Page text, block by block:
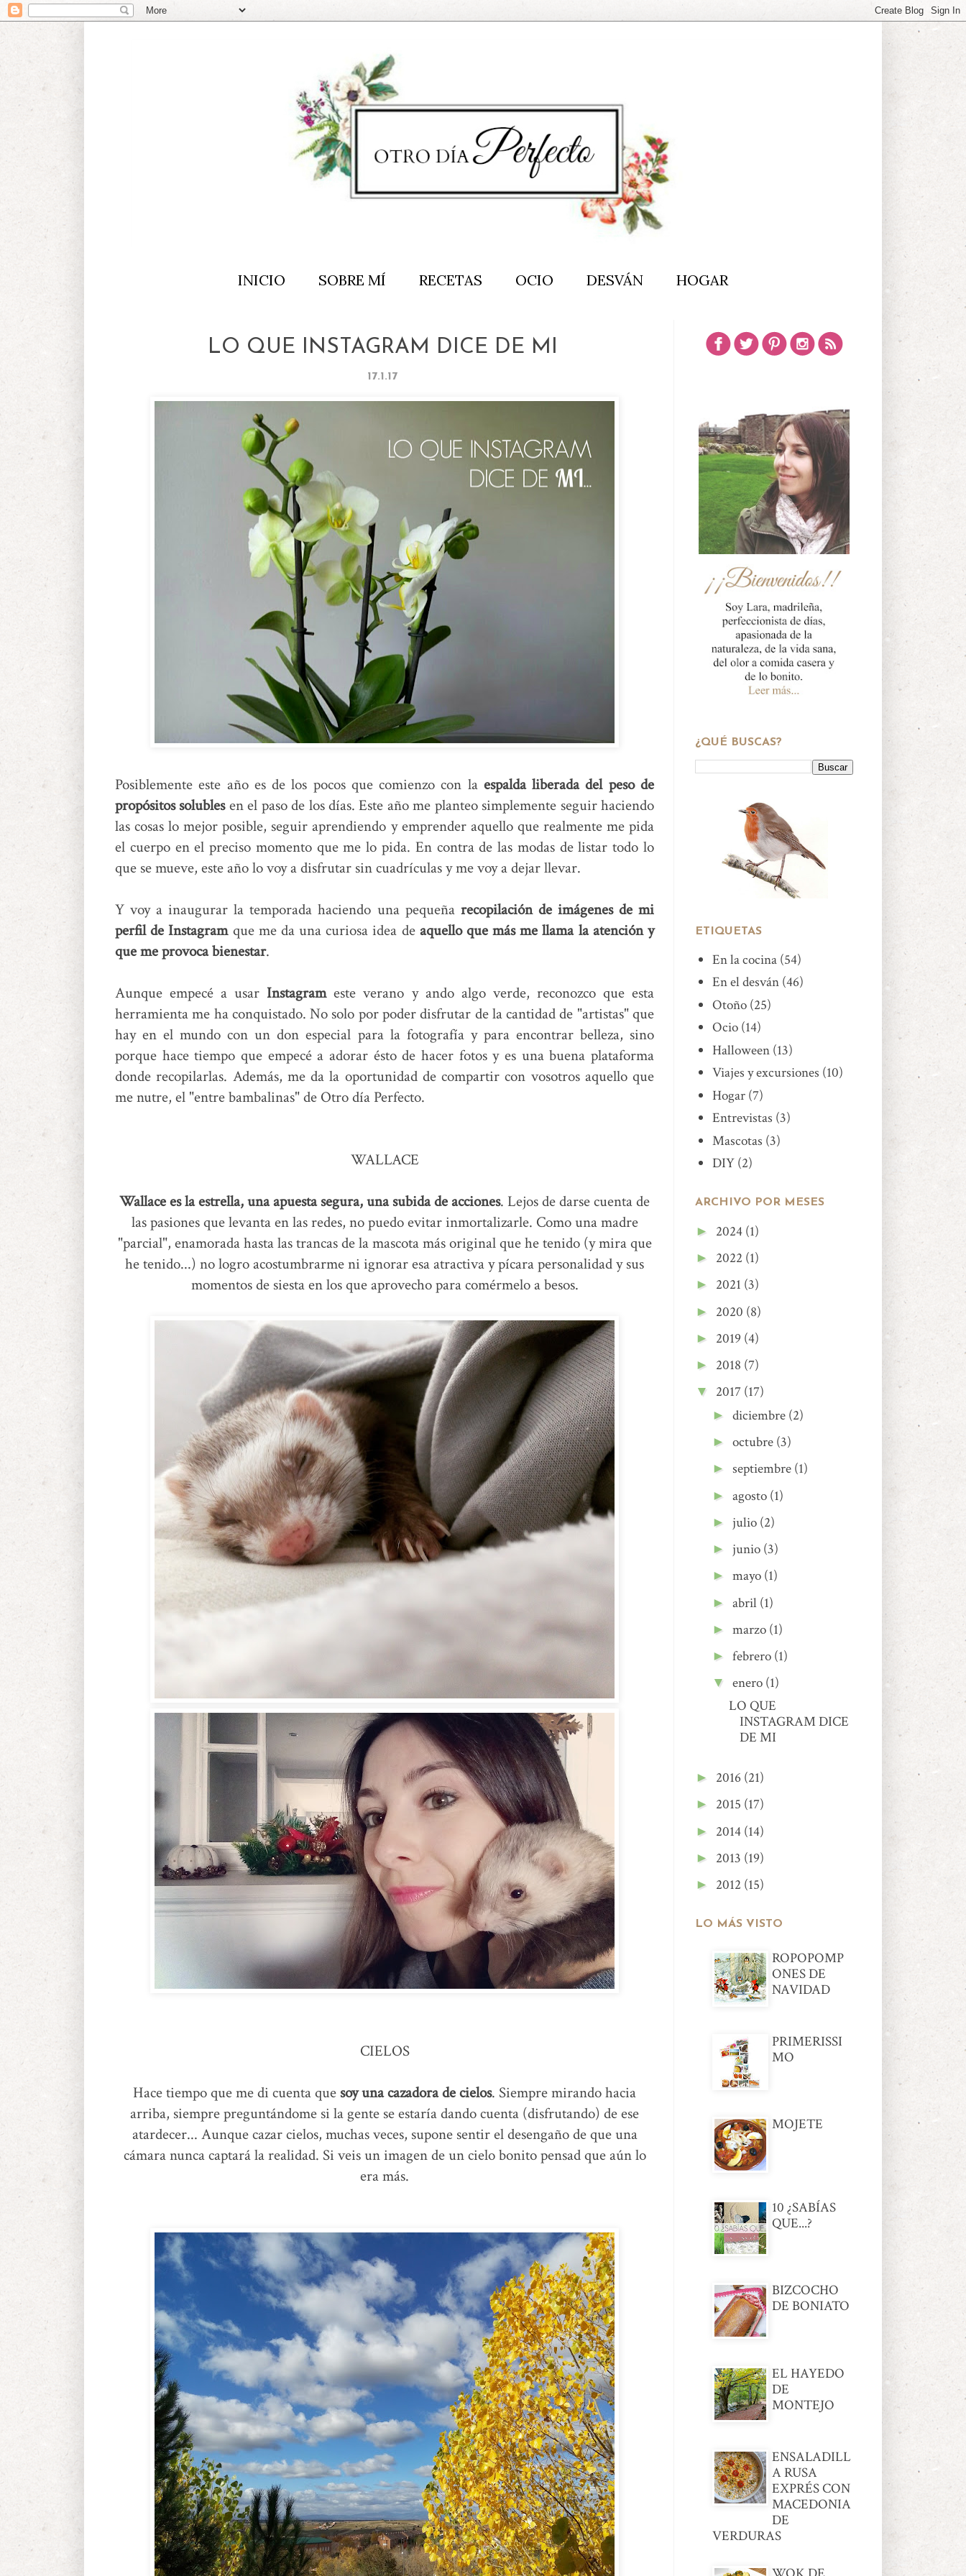
INICIO SOBRE MÍ RECETAS OCIO DESVÁN HOGAR
LO QUE INSTAGRAM DICE DE MI
17.1.17
Posiblemente este año es de los pocos que comienzo con laespalda liberada del peso de
propósitos solublesen el paso de los días. Este año me planteo simplemente seguir haciendo
las cosas lo mejor posible, seguir aprendiendo y emprender aquello que realmente me pida
el cuerpo en el preciso momento que me lo pida. En contra de las modas de listar todo lo
que se mueve, este año lo voy a disfrutar sin cuadrículas y me voy a dejar llevar.
Y voy a inaugurar la temporada haciendo una pequeña recopilación de imágenes de mi
perfil de Instagramque me da una curiosa idea de aquello que más me llama la atención y
que me provoca bienestar.
Aunque empecé a usarInstagrameste verano y ando algo verde, reconozco que esta
herramienta me ha conquistado. No solo por poder disfrutar de la cantidad de "artistas" que
hay en el mundo con un don especial para la fotografía y para encontrar belleza, sino
porque hace tiempo que empecé a adorar ésto de hacer fotos y es una buena plataforma
donde recopilarlas. Además, me da la oportunidad de compartir con vosotros aquello que
me nutre, el "entre bambalinas" de Otro día Perfecto.
WALLACE
Wallace es la estrella, una apuesta segura, una subida de acciones. Lejos de darse cuenta de
las pasiones que levanta en las redes, no puedo evitar inmortalizarle. Como una madre
"parcial", enamorada hasta las trancas de la mascota más original que he tenido (y mira que
he tenido...) no logro acostumbrarme ni ignorar esa atractiva y pícara personalidad y sus
momentos de siesta en los que aprovecho para comérmelo a besos.
CIELOS
Hace tiempo que me di cuenta quesoy una cazadora de cielos. Siempre mirando hacia
arriba, siempre preguntándome si la gente se estaría dando cuenta (disfrutando) de ese
atardecer... Aunque cazar cielos, muchas veces, supone sentir el desengaño de que una
cámara nunca captará la realidad. Si veis un imagen de un cielo bonito pensad que aún lo
era más.
¿QUÉ BUSCAS?
ETIQUETAS
En la cocina (54)
En el desván (46)
Otoño (25)
Ocio (14)
Halloween (13)
Viajes y excursiones (10)
Hogar (7)
Entrevistas (3)
Mascotas (3)
DIY (2)
ARCHIVO POR MESES
► 2024 (1)
► 2022 (1)
► 2021 (3)
► 2020 (8)
► 2019 (4)
► 2018 (7)
▼ 2017 (17)
► diciembre (2)
► octubre (3)
► septiembre (1)
► agosto (1)
► julio (2)
► junio (3)
► mayo (1)
► abril (1)
► marzo (1)
► febrero (1)
▼ enero (1)
LO QUE
INSTAGRAM DICE
DE MI
► 2016 (21)
► 2015 (17)
► 2014 (14)
► 2013 (19)
► 2012 (15)
LO MÁS VISTO
ROPOPOMP
ONES DE
NAVIDAD
PRIMERISSI
MO
MOJETE
10 ¿SABÍAS
QUE...?
BIZCOCHO
DE BONIATO
EL HAYEDO
DE
MONTEJO
ENSALADILL
A RUSA
EXPRÉS CON
MACEDONIA
DE
VERDURAS